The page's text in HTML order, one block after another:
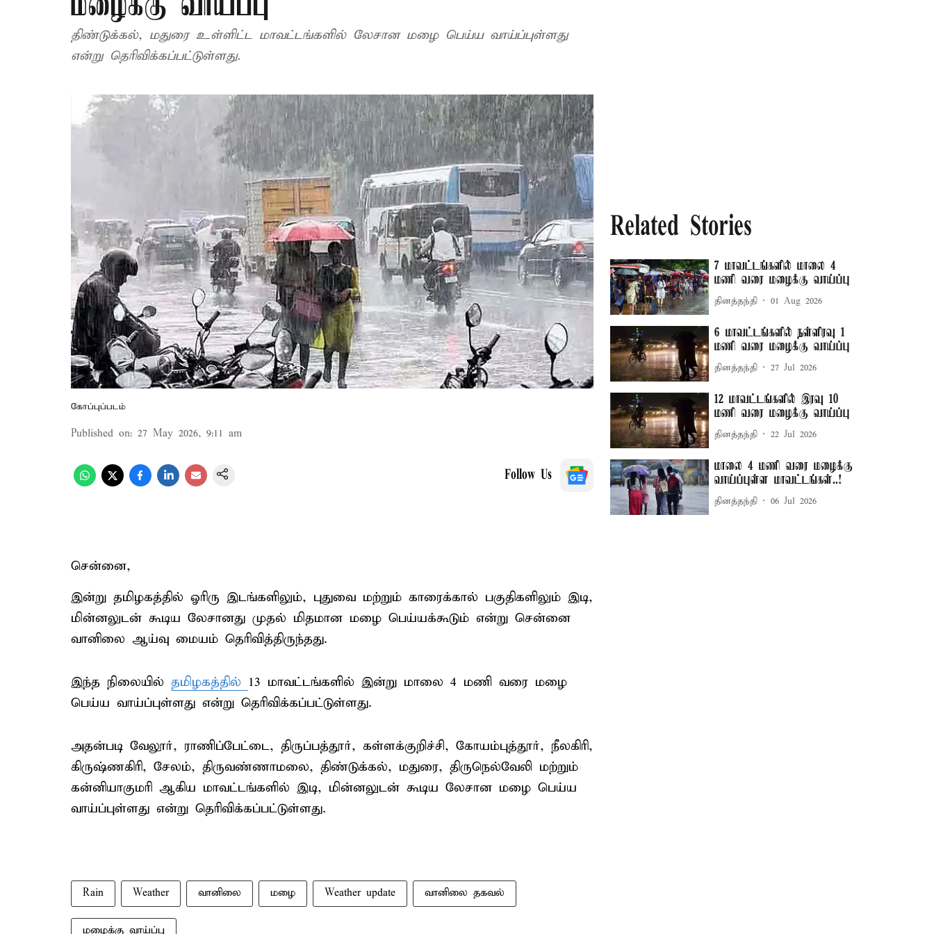
திண்டுக்கல், மதுரை உள்ளிட்ட மாவட்டங்களில் லேசான மழை பெய்ய வாய்ப்புள்ளது
என்று தெரிவிக்கப்பட்டுள்ளது.
கோப்புப்படம்
Published on: 27 May 2026, 9:11 am
Follow Us
சென்னை,
இன்று தமிழகத்தில் ஓரிரு இடங்களிலும், புதுவை மற்றும் காரைக்கால் பகுதிகளிலும் இடி,
மின்னலுடன் கூடிய லேசானது முதல் மிதமான மழை பெய்யக்கூடும் என்று சென்னை
வானிலை ஆய்வு மையம் தெரிவித்திருந்தது.
இந்த நிலையில் தமிழகத்தில் 13 மாவட்டங்களில் இன்று மாலை 4 மணி வரை மழை
பெய்ய வாய்ப்புள்ளது என்று தெரிவிக்கப்பட்டுள்ளது.
அதன்படி வேலூர், ராணிப்பேட்டை, திருப்பத்தூர், கள்ளக்குறிச்சி, கோயம்புத்தூர், நீலகிரி,
கிருஷ்ணகிரி, சேலம், திருவண்ணாமலை, திண்டுக்கல், மதுரை, திருநெல்வேலி மற்றும்
கன்னியாகுமரி ஆகிய மாவட்டங்களில் இடி, மின்னலுடன் கூடிய லேசான மழை பெய்ய
வாய்ப்புள்ளது என்று தெரிவிக்கப்பட்டுள்ளது.
Rain Weather வானிலை மழை Weather update வானிலை தகவல்
மழைக்கு வாய்ப்பு
Related Stories
7 மாவட்டங்களில் மாலை 4
மணி வரை மழைக்கு வாய்ப்பு
தினத்தந்தி 01 Aug 2026
6 மாவட்டங்களில் நள்ளிரவு 1
மணி வரை மழைக்கு வாய்ப்பு
தினத்தந்தி 27 Jul 2026
12 மாவட்டங்களில் இரவு 10
மணி வரை மழைக்கு வாய்ப்பு
தினத்தந்தி 22 Jul 2026
மாலை 4 மணி வரை மழைக்கு
வாய்ப்புள்ள மாவட்டங்கள்..!
தினத்தந்தி 06 Jul 2026